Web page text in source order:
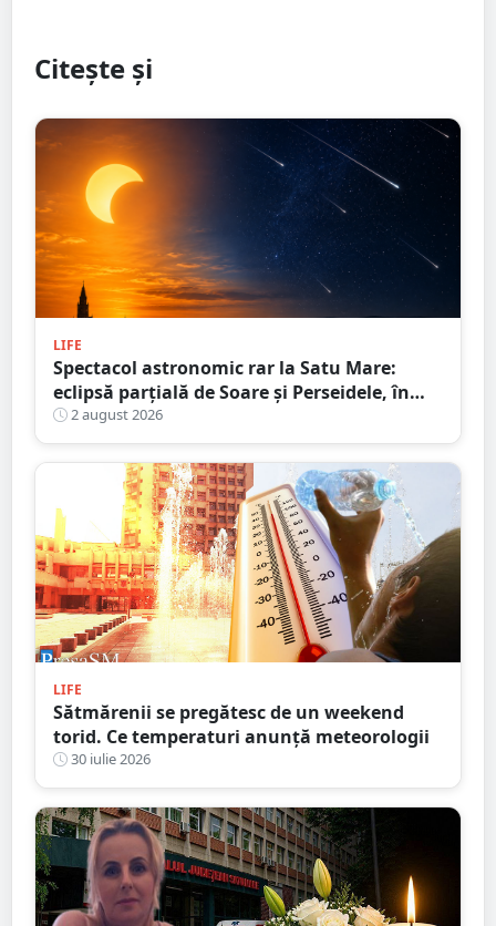
Citește și
LIFE
Spectacol astronomic rar la Satu Mare:
eclipsă parțială de Soare și Perseidele, în
aceeași zi
2 august 2026
LIFE
Sătmărenii se pregătesc de un weekend
torid. Ce temperaturi anunță meteorologii
30 iulie 2026